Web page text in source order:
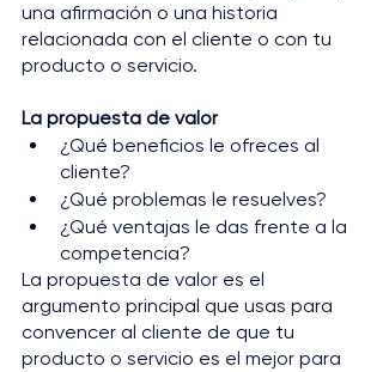
una afirmación o una historia
relacionada con el cliente o con tu
producto o servicio.
La propuesta de valor
¿Qué beneficios le ofreces al
cliente?
¿Qué problemas le resuelves?
¿Qué ventajas le das frente a la
competencia?
La propuesta de valor es el
argumento principal que usas para
convencer al cliente de que tu
producto o servicio es el mejor para